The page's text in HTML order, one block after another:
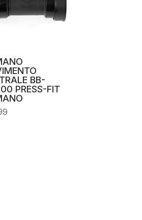
BB-
PRESS-FIT